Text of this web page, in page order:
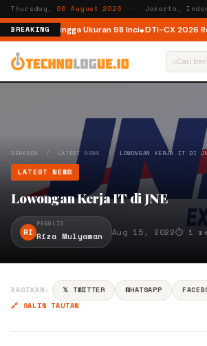
Thursday,06 August 2026 · Jakarta,
BREAKING
Hadir hingga Ukuran 98 Inci DTI-CX 2026
⌕
BERANDA / LATEST NEWS / LOWONGAN KERJA IT DI
LATEST NEWS
Lowongan Kerja IT di JNE
RI
PENULIS
Riza Mulyawan Aug 15, 2022⏱ 1
BAGIKAN: 𝕏 TWITTER WHATSAPP
🔗 SALIN TAUTAN